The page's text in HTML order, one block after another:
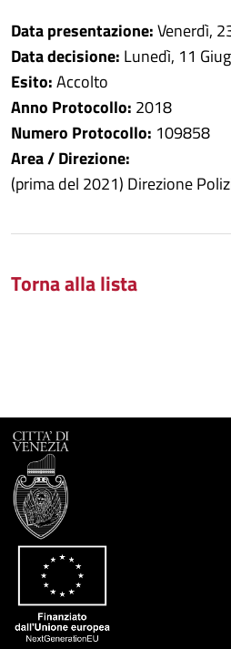
Data presentazione:Venerdì,
Data decisione: Lunedì, 11
Esito:Accolto
Anno Protocollo: 2018
Numero Protocollo: 109858
Area / Direzione:
(prima del 2021) Direzione
Torna alla lista